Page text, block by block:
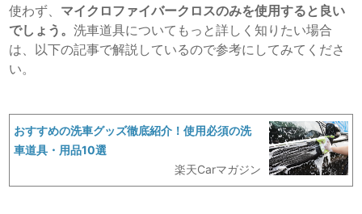
使わず、 マイクロファイバークロスのみを使用すると良い
でしょう。洗車道具についてもっと詳しく知りたい場合
は、以下の記事で解説しているので参考にしてみてくださ
い。
おすすめの洗車グッズ徹底紹介！使用必須の洗
車道具・用品10選
楽天Carマガジン